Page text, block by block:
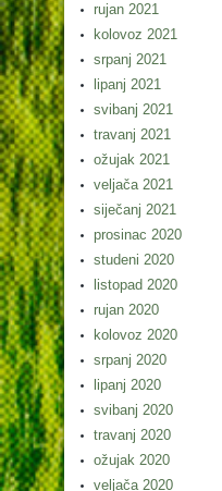
rujan 2021
kolovoz 2021
srpanj 2021
lipanj 2021
svibanj 2021
travanj 2021
ožujak 2021
veljača 2021
siječanj 2021
prosinac 2020
studeni 2020
listopad 2020
rujan 2020
kolovoz 2020
srpanj 2020
lipanj 2020
svibanj 2020
travanj 2020
ožujak 2020
veljača 2020